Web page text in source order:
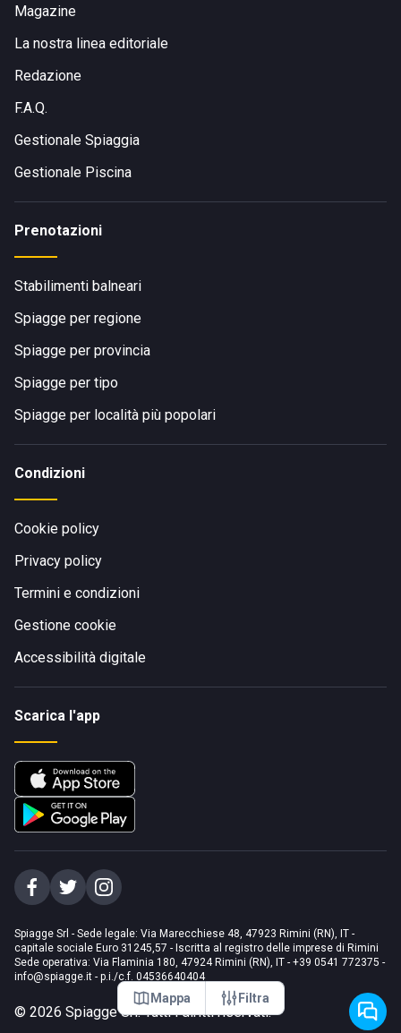
Mappa Filtra
Magazine
La nostra linea editoriale
Redazione
F.A.Q.
Gestionale Spiaggia
Gestionale Piscina
Prenotazioni
Stabilimenti balneari
Spiagge per regione
Spiagge per provincia
Spiagge per tipo
Spiagge per località più popolari
Condizioni
Cookie policy
Privacy policy
Termini e condizioni
Gestione cookie
Accessibilità digitale
Scarica l'app
Spiagge Srl - Sede legale: Via Marecchiese 48, 47923 Rimini (RN), IT -
capitale sociale Euro 31245,57 - Iscritta al registro delle imprese di Rimini
Sede operativa: Via Flaminia 180, 47924 Rimini (RN), IT - +39 0541 772375 -
info@spiagge.it - p.i./c.f. 04536640404
© 2026 Spiagge Srl. Tutti i diritti riservati.